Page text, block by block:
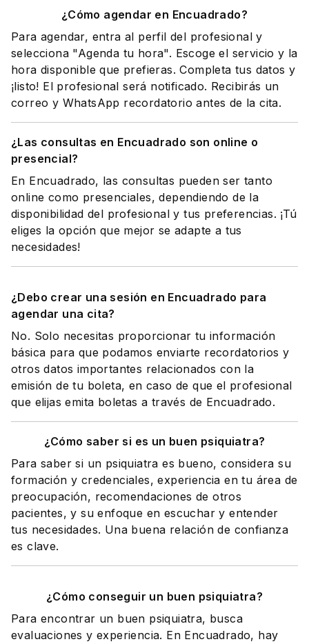
¿Cómo agendar en Encuadrado?
Para agendar, entra al perfil del profesional y
selecciona "Agenda tu hora". Escoge el servicio y la
hora disponible que prefieras. Completa tus datos y
¡listo! El profesional será notificado. Recibirás un
correo y WhatsApp recordatorio antes de la cita.
¿Las consultas en Encuadrado son online o
presencial?
En Encuadrado, las consultas pueden ser tanto
online como presenciales, dependiendo de la
disponibilidad del profesional y tus preferencias. ¡Tú
eliges la opción que mejor se adapte a tus
necesidades!
¿Debo crear una sesión en Encuadrado para
agendar una cita?
No. Solo necesitas proporcionar tu información
básica para que podamos enviarte recordatorios y
otros datos importantes relacionados con la
emisión de tu boleta, en caso de que el profesional
que elijas emita boletas a través de Encuadrado.
¿Cómo saber si es un buen psiquiatra?
Para saber si un psiquiatra es bueno, considera su
formación y credenciales, experiencia en tu área de
preocupación, recomendaciones de otros
pacientes, y su enfoque en escuchar y entender
tus necesidades. Una buena relación de confianza
es clave.
¿Cómo conseguir un buen psiquiatra?
Para encontrar un buen psiquiatra, busca
evaluaciones y experiencia. En Encuadrado, hay